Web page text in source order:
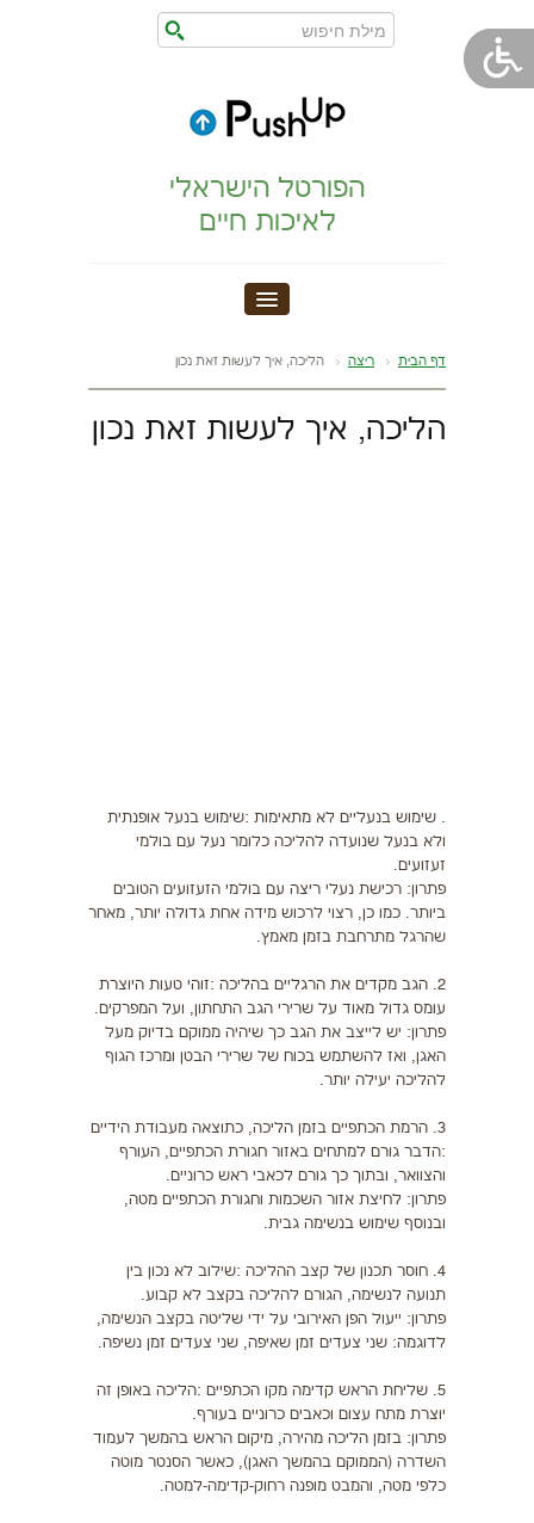
הפורטל הישראלי
לאיכות חיים
חדר כושר
בריאות
דף הבית ריצה הליכה, איך לעשות זאת נכון
הליכה, איך לעשות זאת נכון
. שימוש בנעליים לא מתאימות :שימוש בנעל אופנתית
ולא בנעל שנועדה להליכה כלומר נעל עם בולמי
זעזועים.
פתרון: רכישת נעלי ריצה עם בולמי הזעזועים הטובים
ביותר. כמו כן, רצוי לרכוש מידה אחת גדולה יותר, מאחר
שהרגל מתרחבת בזמן מאמץ.
2. הגב מקדים את הרגליים בהליכה :זוהי טעות היוצרת
עומס גדול מאוד על שרירי הגב התחתון, ועל המפרקים.
פתרון: יש לייצב את הגב כך שיהיה ממוקם בדיוק מעל
האגן, ואז להשתמש בכוח של שרירי הבטן ומרכז הגוף
להליכה יעילה יותר.
3. הרמת הכתפיים בזמן הליכה, כתוצאה מעבודת הידיים
:הדבר גורם למתחים באזור חגורת הכתפיים, העורף
והצוואר, ובתוך כך גורם לכאבי ראש כרוניים.
פתרון: לחיצת אזור השכמות וחגורת הכתפיים מטה,
ובנוסף שימוש בנשימה גבית.
4. חוסר תכנון של קצב ההליכה :שילוב לא נכון בין
תנועה לנשימה, הגורם להליכה בקצב לא קבוע.
פתרון: ייעול הפן האירובי על ידי שליטה בקצב הנשימה,
לדוגמה: שני צעדים זמן שאיפה, שני צעדים זמן נשיפה.
5. שליחת הראש קדימה מקו הכתפיים :הליכה באופן זה
יוצרת מתח עצום וכאבים כרוניים בעורף.
פתרון: בזמן הליכה מהירה, מיקום הראש בהמשך לעמוד
השדרה (הממוקם בהמשך האגן), כאשר הסנטר מוטה
כלפי מטה, והמבט מופנה רחוק-קדימה-למטה.